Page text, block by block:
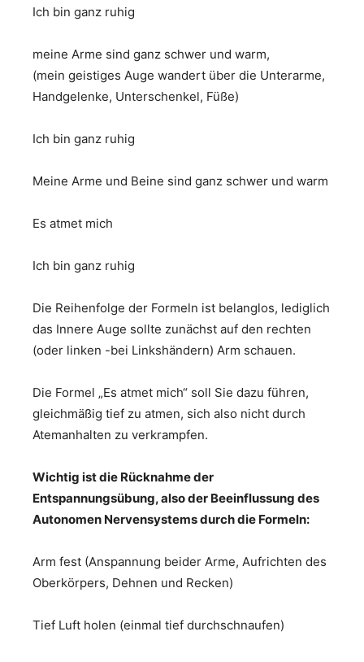
Ich bin ganz ruhig
meine Arme sind ganz schwer und warm,
(mein geistiges Auge wandert über die Unterarme,
Handgelenke, Unterschenkel, Füße)
Ich bin ganz ruhig
Meine Arme und Beine sind ganz schwer und warm
Es atmet mich
Ich bin ganz ruhig
Die Reihenfolge der Formeln ist belanglos, lediglich
das Innere Auge sollte zunächst auf den rechten
(oder linken -bei Linkshändern) Arm schauen.
Die Formel „Es atmet mich“ soll Sie dazu führen,
gleichmäßig tief zu atmen, sich also nicht durch
Atemanhalten zu verkrampfen.
Wichtig ist die Rücknahme der
Entspannungsübung, also der Beeinflussung des
Autonomen Nervensystems durch die Formeln:
Arm fest (Anspannung beider Arme, Aufrichten des
Oberkörpers, Dehnen und Recken)
Tief Luft holen (einmal tief durchschnaufen)